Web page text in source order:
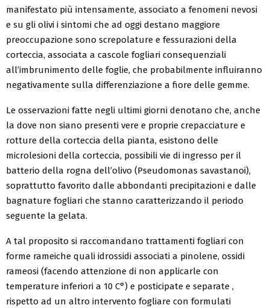
manifestato più intensamente, associato a fenomeni nevosi
e su gli olivi i sintomi che ad oggi destano maggiore
preoccupazione sono screpolature e fessurazioni della
corteccia, associata a cascole fogliari consequenziali
all’imbrunimento delle foglie, che probabilmente influiranno
negativamente sulla differenziazione a fiore delle gemme.
Le osservazioni fatte negli ultimi giorni denotano che, anche
la dove non siano presenti vere e proprie crepacciature e
rotture della corteccia della pianta, esistono delle
microlesioni della corteccia, possibili vie di ingresso per il
batterio della rogna dell’olivo (Pseudomonas savastanoi),
soprattutto favorito dalle abbondanti precipitazioni e dalle
bagnature fogliari che stanno caratterizzando il periodo
seguente la gelata.
A tal proposito si raccomandano trattamenti fogliari con
forme rameiche quali idrossidi associati a pinolene, ossidi
rameosi (facendo attenzione di non applicarle con
temperature inferiori a 10 C°) e posticipate e separate ,
rispetto ad un altro intervento fogliare con formulati